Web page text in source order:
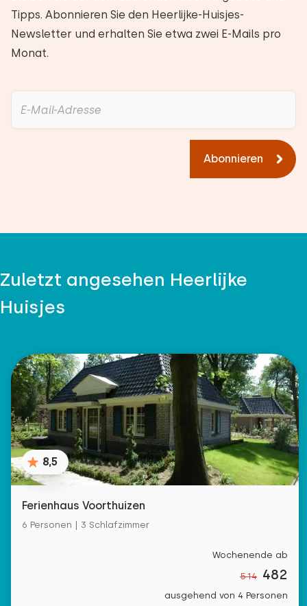
Tipps. Abonnieren Sie den Heerlijke-Huisjes-
Newsletter und erhalten Sie etwa zwei E-Mails pro
Monat.
Abonnieren
Zuletzt angesehen Heerlijke
Huisjes
8,5
Ferienhaus Voorthuizen
6 Personen | 3 Schlafzimmer
Wochenende ab
514 482
ausgehend von 4 Personen